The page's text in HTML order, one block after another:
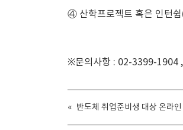
④ 산학프로젝트 혹은 인턴
※문의사항 : 02-3399-1904
« 반도체 취업준비생 대상 온라